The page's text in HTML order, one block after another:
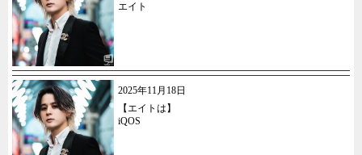
エイト
2025年11月18日
【エイトは】
iQOS